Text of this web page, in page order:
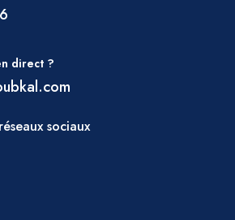
Il est également possible
dans de nombreux villages et au
sentier d'Imi Ourghlad et au
une partie vous-même, mais
en porteront un peu plus.
direct ?
sociaux